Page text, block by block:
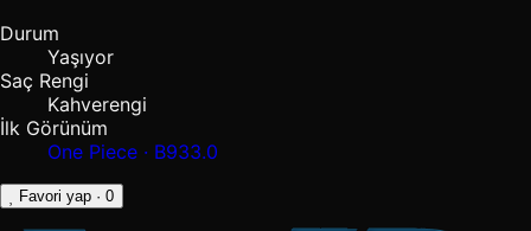
Durum
Yaşıyor
Saç Rengi
Kahverengi
İlk Görünüm
One Piece · B933.0
Favori yap · 0